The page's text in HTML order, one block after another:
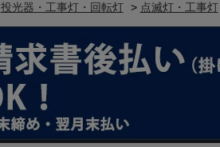
投光器・工事灯・回転灯 > 点滅灯・工事灯